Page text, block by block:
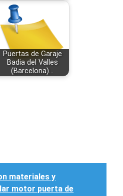
Puertas de Garaje
Badia del Valles
(Barcelona)…
materiales y
motor puerta de